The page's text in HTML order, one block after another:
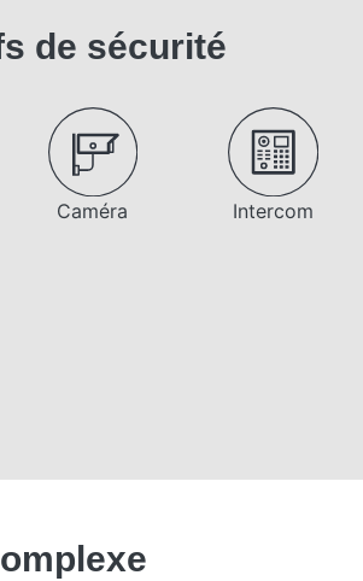
de sécurité
Caméra Intercom